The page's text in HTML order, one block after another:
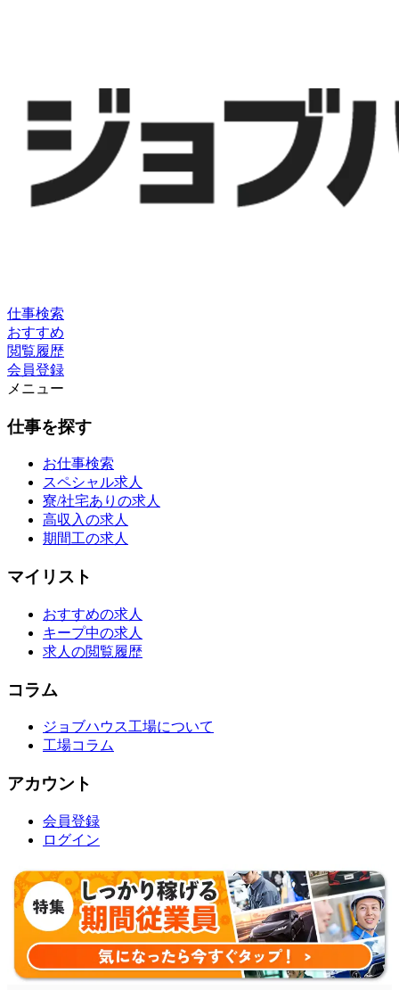
仕事検索
おすすめ
閲覧履歴
会員登録
メニュー
仕事を探す
お仕事検索
スペシャル求人
寮/社宅ありの求人
高収入の求人
期間工の求人
マイリスト
おすすめの求人
キープ中の求人
求人の閲覧履歴
コラム
ジョブハウス工場について
工場コラム
アカウント
会員登録
ログイン